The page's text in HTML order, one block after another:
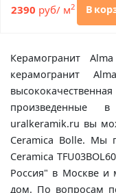
2390 руб/ м2 В
Керамогранит
керамогранит
произведенные
uralkeramik.ru вы
Ceramica Bolle. Мы
Ceramica
Россия" в Москве и
дом. По вопросам